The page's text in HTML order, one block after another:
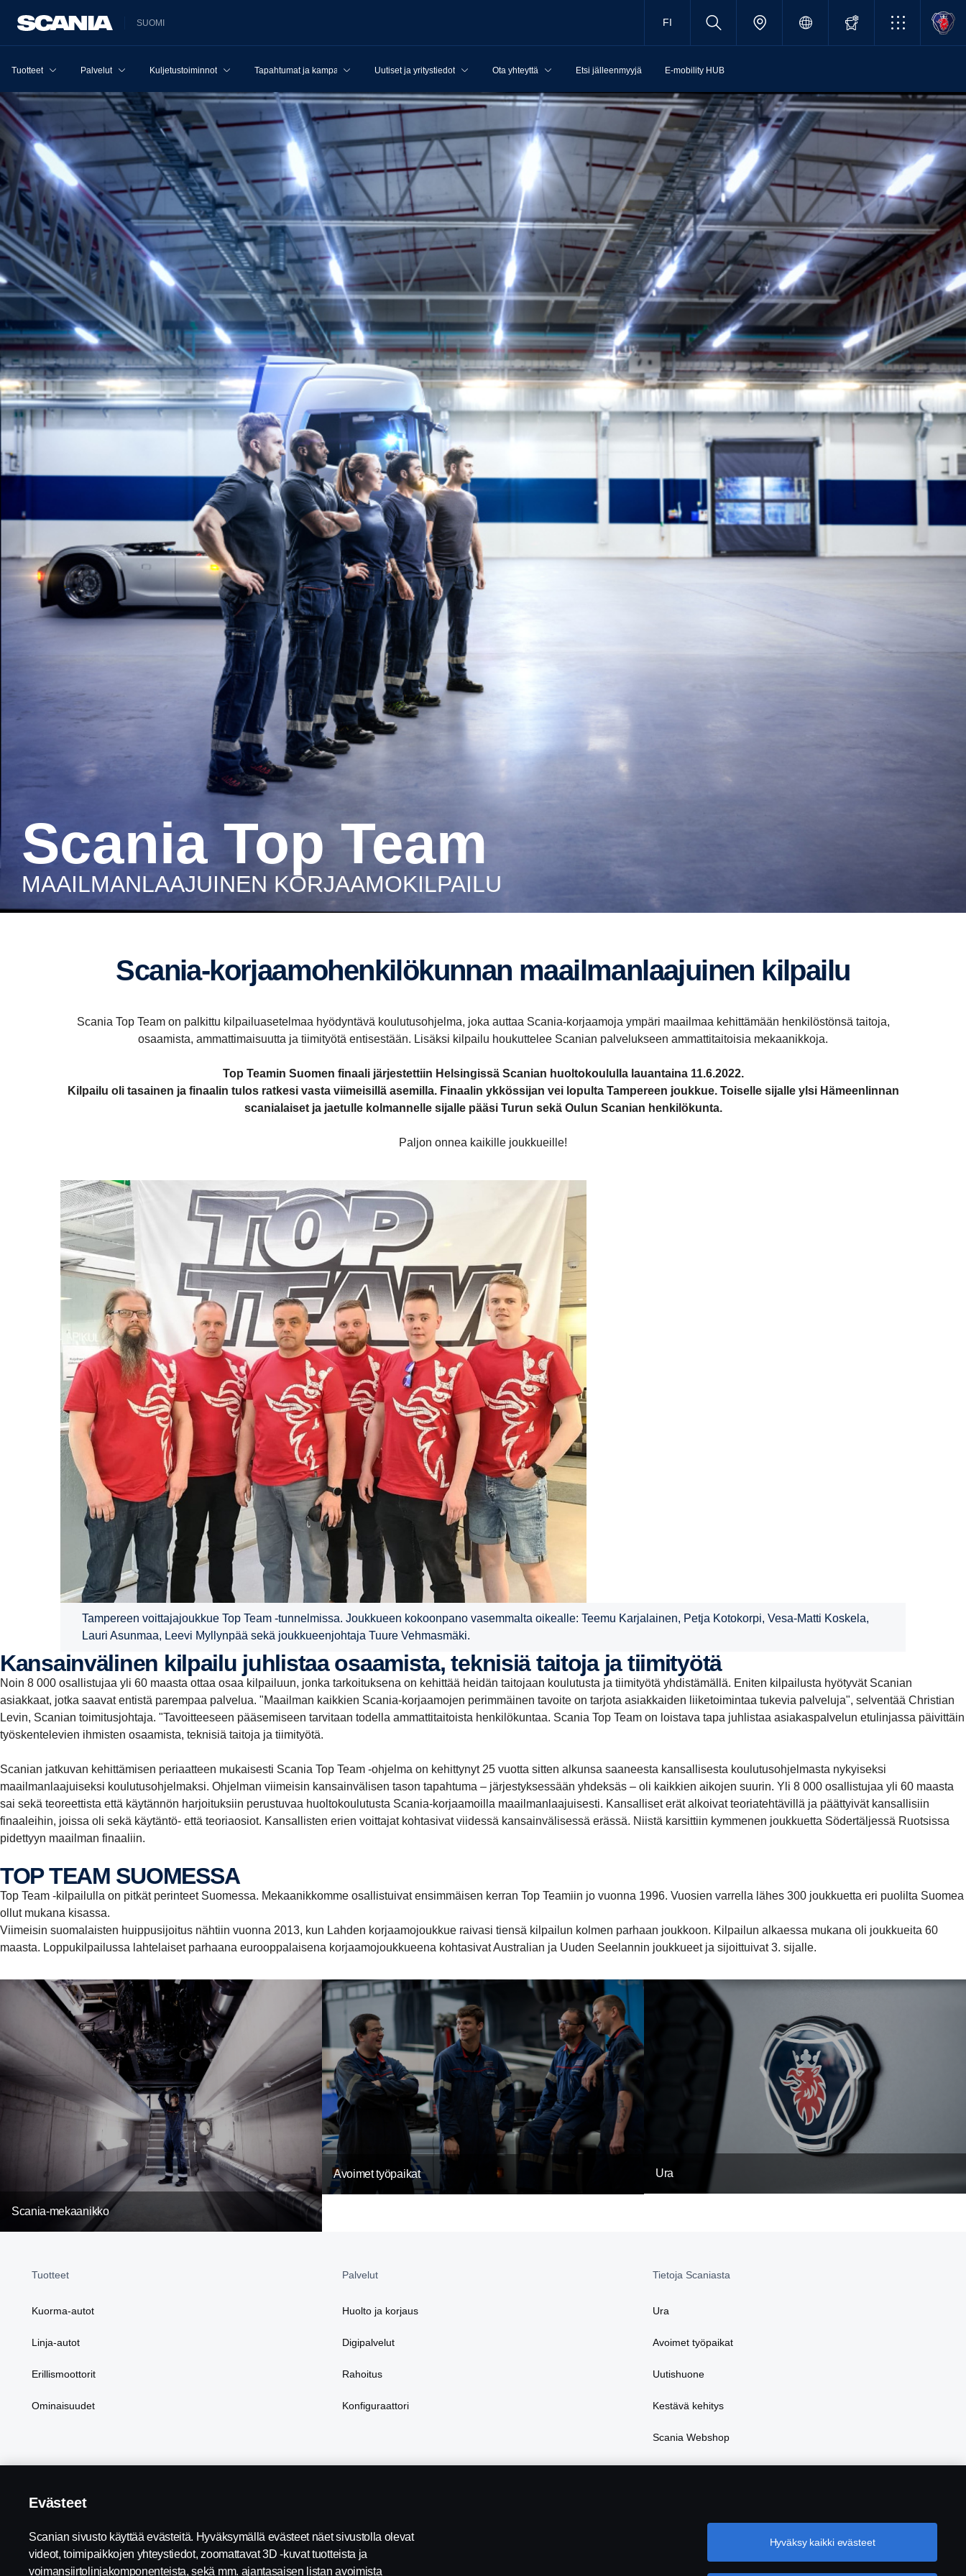
SUOMI FI
Tuotteet Palvelut Kuljetustoiminnot Tapahtumat ja kampanjat Uutiset ja yritystiedot Ota yhteyttä Etsi jälleenmyyjä E-mobility HUB
Scania Top Team
MAAIL­MAN­LAA­JUINEN KORJAAMO­KIL­PAILU
Scania-​korjaamohenkilökunnan maail­man­laa­juinen kilpailu
Scania Top Team on palkittu kilpailuasetelmaa hyödyntävä koulutusohjelma, joka auttaa Scania-korjaamoja ympäri maailmaa kehittämään henkilöstönsä taitoja,
osaamista, ammattimaisuutta ja tiimityötä entisestään. Lisäksi kilpailu houkuttelee Scanian palvelukseen ammattitaitoisia mekaanikkoja.
Top Teamin Suomen finaali järjestettiin Helsingissä Scanian huoltokoululla lauantaina 11.6.2022.
Kilpailu oli tasainen ja finaalin tulos ratkesi vasta viimeisillä asemilla. Finaalin ykkössijan vei lopulta Tampereen joukkue. Toiselle sijalle ylsi Hämeenlinnan
scanialaiset ja jaetulle kolmannelle sijalle pääsi Turun sekä Oulun Scanian henkilökunta.
Paljon onnea kaikille joukkueille!
Tampereen voittajajoukkue Top Team -tunnelmissa. Joukkueen kokoonpano vasemmalta oikealle: Teemu Karjalainen, Petja Kotokorpi, Vesa-Matti Koskela,
Lauri Asunmaa, Leevi Myllynpää sekä joukkueenjohtaja Tuure Vehmasmäki.
Kansainvälinen kilpailu juhlistaa osaamista, teknisiä taitoja ja tiimityötä
Noin 8 000 osallistujaa yli 60 maasta ottaa osaa kilpailuun, jonka tarkoituksena on kehittää heidän taitojaan koulutusta ja tiimityötä yhdistämällä. Eniten kilpailusta hyötyvät Scanian
asiakkaat, jotka saavat entistä parempaa palvelua. "Maailman kaikkien Scania-korjaamojen perimmäinen tavoite on tarjota asiakkaiden liiketoimintaa tukevia palveluja", selventää Christian
Levin, Scanian toimitusjohtaja. "Tavoitteeseen pääsemiseen tarvitaan todella ammattitaitoista henkilökuntaa. Scania Top Team on loistava tapa juhlistaa asiakaspalvelun etulinjassa päivittäin
työskentelevien ihmisten osaamista, teknisiä taitoja ja tiimityötä.
Scanian jatkuvan kehittämisen periaatteen mukaisesti Scania Top Team -ohjelma on kehittynyt 25 vuotta sitten alkunsa saaneesta kansallisesta koulutusohjelmasta nykyiseksi
maailmanlaajuiseksi koulutusohjelmaksi. Ohjelman viimeisin kansainvälisen tason tapahtuma – järjestyksessään yhdeksäs – oli kaikkien aikojen suurin. Yli 8 000 osallistujaa yli 60 maasta
sai sekä teoreettista että käytännön harjoituksiin perustuvaa huoltokoulutusta Scania-korjaamoilla maailmanlaajuisesti. Kansalliset erät alkoivat teoriatehtävillä ja päättyivät kansallisiin
finaaleihin, joissa oli sekä käytäntö- että teoriaosiot. Kansallisten erien voittajat kohtasivat viidessä kansainvälisessä erässä. Niistä karsittiin kymmenen joukkuetta Södertäljessä Ruotsissa
pidettyyn maailman finaaliin.
TOP TEAM SUOMESSA
Top Team -kilpailulla on pitkät perinteet Suomessa. Mekaanikkomme osallistuivat ensimmäisen kerran Top Teamiin jo vuonna 1996. Vuosien varrella lähes 300 joukkuetta eri puolilta Suomea
ollut mukana kisassa.
Viimeisin suomalaisten huippusijoitus nähtiin vuonna 2013, kun Lahden korjaamojoukkue raivasi tiensä kilpailun kolmen parhaan joukkoon. Kilpailun alkaessa mukana oli joukkueita 60
maasta. Loppukilpailussa lahtelaiset parhaana eurooppalaisena korjaamojoukkueena kohtasivat Australian ja Uuden Seelannin joukkueet ja sijoittuivat 3. sijalle.
Scania-mekaanikko
Avoimet työpaikat Ura
Tuotteet
Kuorma-autot
Linja-autot
Erillismoottorit
Ominaisuudet
Palvelut
Huolto ja korjaus
Digipalvelut
Rahoitus
Konfiguraattori
Tietoja Scaniasta
Ura
Avoimet työpaikat
Uutishuone
Kestävä kehitys
Scania Webshop
Scania in Your Region:
Evästeet
Scanian sivusto käyttää evästeitä. Hyväksymällä evästeet näet sivustolla olevat
videot, toimipaikkojen yhteystiedot, zoomattavat 3D -kuvat tuotteista ja
voimansiirtolinjakomponenteista, sekä mm. ajantasaisen listan avoimista
Hyväksy kaikki evästeet